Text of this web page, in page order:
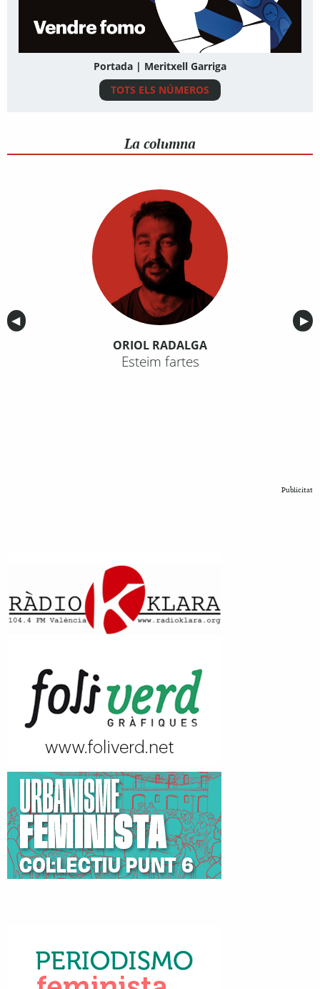
Portada | Meritxell Garriga
TOTS ELS NÚMEROS
La columna
Anterior
◀︎ ▶︎
ORIOL RADALGA
Esteim fartes
Publicitat